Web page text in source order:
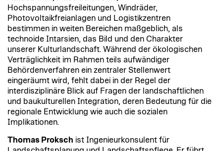
Hochspannungsfreileitungen, Windräder,
Photovoltaikfreianlagen und Logistikzentren
bestimmen in weiten Bereichen maßgeblich, als
technoide Intarsien, das Bild und den Charakter
unserer Kulturlandschaft. Während der ökologischen
Verträglichkeit im Rahmen teils aufwändiger
Behördenverfahren ein zentraler Stellenwert
eingeräumt wird, fehlt dabei in der Regel der
interdisziplinäre Blick auf Fragen der landschaftlichen
und baukulturellen Integration, deren Bedeutung für die
regionale Entwicklung wie auch die sozialen
Implikationen.
Thomas Proksch ist Ingenieurkonsulent für